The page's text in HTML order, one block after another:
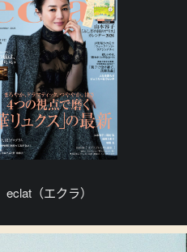
eclat（エクラ）